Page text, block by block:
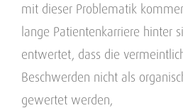
mit dieser Problematik
lange Patientenkarriere hinter
entwertet, dass die
Beschwerden nicht als
gewertet werden,